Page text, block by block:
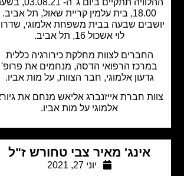
שבעה בבית משפחת אלמוגי, שדרות
לוי אשכול 16, תל אביב.
החברים לצוות מחלקת כירורגיה כללית
הרפואי הדסה, מנחמים את פרופ'
גדעון אלמוגי, חבר הצוות, על מות אביו.
חברת אייזנברג אליאש מנחם את גיורא
אלמוגי על מות אביו.
אינג' מאיר צבי טחורש ז"ל